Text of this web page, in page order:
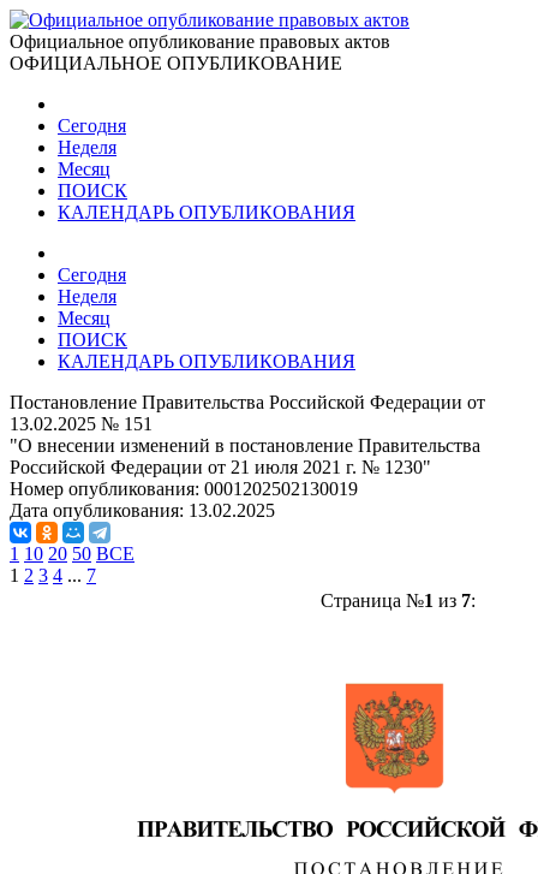
Официальное опубликование правовых актов
ОФИЦИАЛЬНОЕ ОПУБЛИКОВАНИЕ
Сегодня
Неделя
Месяц
ПОИСК
КАЛЕНДАРЬ ОПУБЛИКОВАНИЯ
Сегодня
Неделя
Месяц
ПОИСК
КАЛЕНДАРЬ ОПУБЛИКОВАНИЯ
Постановление Правительства Российской Федерации от
13.02.2025 № 151
"О внесении изменений в постановление Правительства
Российской Федерации от 21 июля 2021 г. № 1230"
Номер опубликования: 0001202502130019
Дата опубликования: 13.02.2025
1 10 20 50 ВСЕ
1 2 3 4 ... 7
Страница №1 из 7: